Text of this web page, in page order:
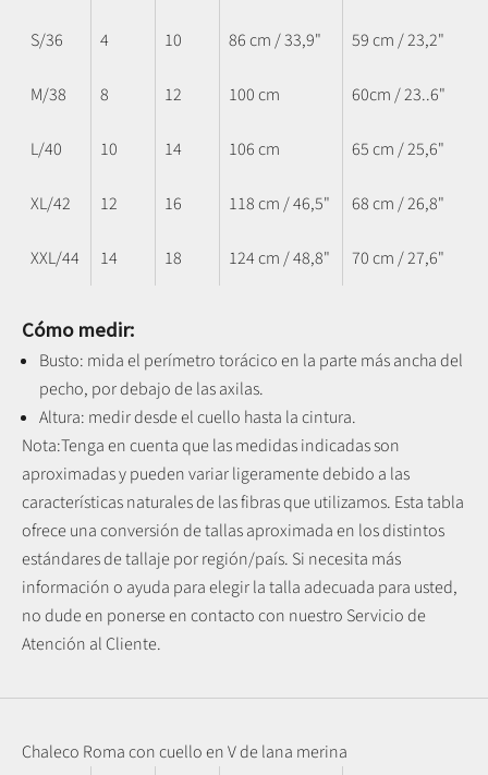
S/36 4 10 86 cm / 33,9" 59 cm / 23,2"
M/38 8 12 100 cm 60cm / 23..6"
L/40 10 14 106 cm 65 cm / 25,6"
XL/42 12 16 118 cm / 46,5" 68 cm / 26,8"
XXL/44 14 18 124 cm / 48,8" 70 cm / 27,6"
Cómo medir:
Busto: mida el perímetro torácico en la parte más ancha del
pecho, por debajo de las axilas.
Altura: medir desde el cuello hasta la cintura.
Nota:Tenga en cuenta que las medidas indicadas son
aproximadas y pueden variar ligeramente debido a las
características naturales de las fibras que utilizamos. Esta tabla
ofrece una conversión de tallas aproximada en los distintos
estándares de tallaje por región/país. Si necesita más
información o ayuda para elegir la talla adecuada para usted,
no dude en ponerse en contacto con nuestro Servicio de
Atención al Cliente.
Chaleco Roma con cuello en V de lana merina